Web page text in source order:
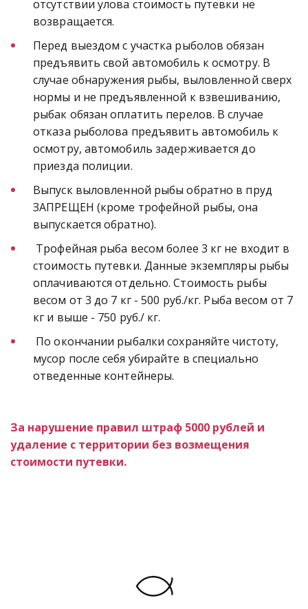
отсутствии улова стоимость путевки не
возвращается.
Перед выездом с участка рыболов обязан
предъявить свой автомобиль к осмотру. В
случае обнаружения рыбы, выловленной сверх
нормы и не предъявленной к взвешиванию,
рыбак обязан оплатить перелов. В случае
отказа рыболова предъявить автомобиль к
осмотру, автомобиль задерживается до
приезда полиции.
Выпуск выловленной рыбы обратно в пруд
ЗАПРЕЩЕН (кроме трофейной рыбы, она
выпускается обратно).
Трофейная рыба весом более 3 кг не входит в
стоимость путевки. Данные экземпляры рыбы
оплачиваются отдельно. Стоимость рыбы
весом от 3 до 7 кг - 500 руб./кг. Рыба весом от 7
кг и выше - 750 руб./ кг.
По окончании рыбалки сохраняйте чистоту,
мусор после себя убирайте в специально
отведенные контейнеры.
За нарушение правил штраф 5000 рублей и
удаление с территории без возмещения
стоимости путевки.